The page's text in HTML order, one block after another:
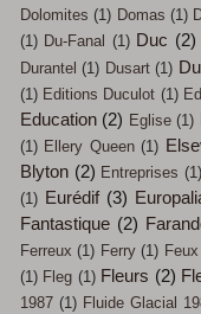
Dolomites (1) Domas (1)
(1) Du-Fanal (1) Duc (2)
Durantel (1) Dusart (1)
(1) Editions Duculot (1)
Education (2) Eglise (1)
(1) Ellery Queen (1)
Blyton (2) Entreprises (1)
(1) Eurédif (3)
Fantastique (2)
Ferreux (1) Ferry (1) Feux
(1) Fleg (1) Fleurs (2)
1987 (1) Fluide Glacial